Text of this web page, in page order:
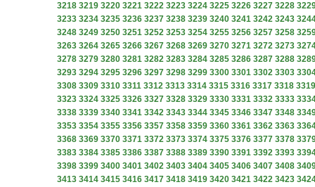
3218 3219 3220 3221 3222 3223 3224 3225 3226 3227 3228
3233 3234 3235 3236 3237 3238 3239 3240 3241 3242 3243
3248 3249 3250 3251 3252 3253 3254 3255 3256 3257 3258
3263 3264 3265 3266 3267 3268 3269 3270 3271 3272 3273
3278 3279 3280 3281 3282 3283 3284 3285 3286 3287 3288
3293 3294 3295 3296 3297 3298 3299 3300 3301 3302 3303
3308 3309 3310 3311 3312 3313 3314 3315 3316 3317 3318 3319
3323 3324 3325 3326 3327 3328 3329 3330 3331 3332 3333
3338 3339 3340 3341 3342 3343 3344 3345 3346 3347 3348
3353 3354 3355 3356 3357 3358 3359 3360 3361 3362 3363
3368 3369 3370 3371 3372 3373 3374 3375 3376 3377 3378
3383 3384 3385 3386 3387 3388 3389 3390 3391 3392 3393
3398 3399 3400 3401 3402 3403 3404 3405 3406 3407 3408
3413 3414 3415 3416 3417 3418 3419 3420 3421 3422 3423